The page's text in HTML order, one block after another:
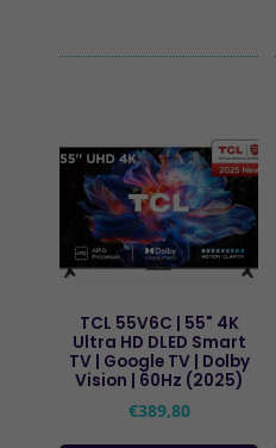
TCL 55V6C | 55" 4K
Ultra HD DLED Smart
TV | Google TV | Dolby
Vision | 60Hz (2025)
€389,80